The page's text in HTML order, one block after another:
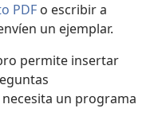
PDF o escribir a
un ejemplar.
permite insertar
un programa